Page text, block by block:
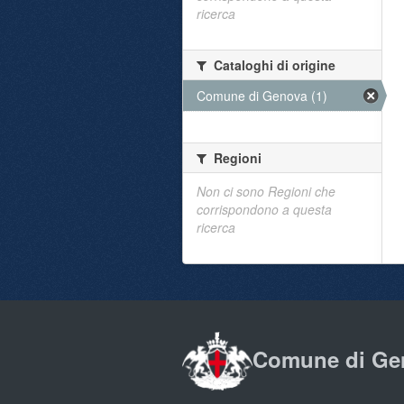
ricerca
Cataloghi di origine
Comune di Genova (1)
Regioni
Non ci sono Regioni che
corrispondono a questa
ricerca
Comune di